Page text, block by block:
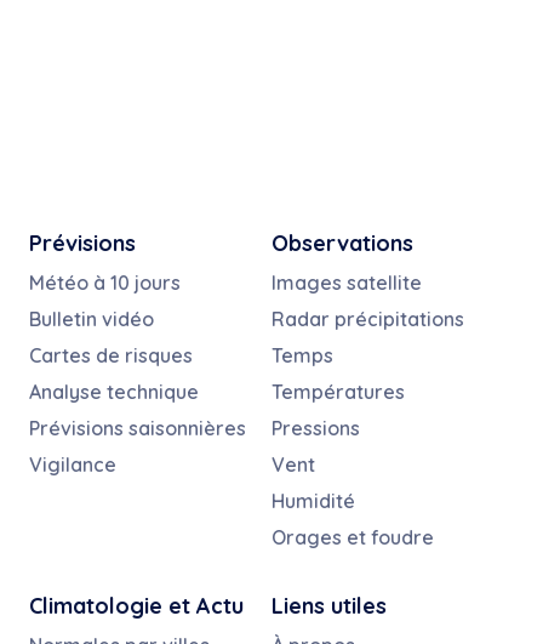
Prévisions
Météo à 10 jours
Bulletin vidéo
Cartes de risques
Analyse technique
Prévisions saisonnières
Vigilance
Observations
Images satellite
Radar précipitations
Temps
Températures
Pressions
Vent
Humidité
Orages et foudre
Climatologie et Actu Liens utiles